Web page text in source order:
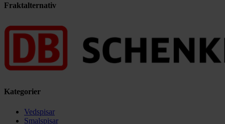
Fraktalternativ
Kategorier
Vedspisar
Smalspisar